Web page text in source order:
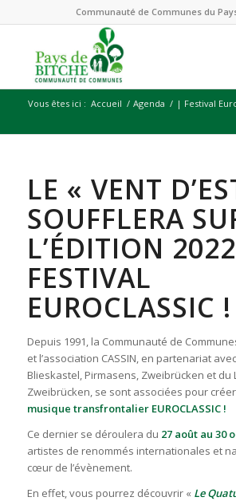
Communauté de Communes du
Vous êtes ici : Accueil / Agenda / | Festival
LE « VENT
SOUFFLERA
L’ÉDITION
FESTIVAL
EUROCLASSIC !
Depuis 1991, la Communauté de
et l’association CASSIN, en partenariat
Blieskastel, Pirmasens, Zweibrücken et du
Zweibrücken, se sont associées pour créer
musique transfrontalier EUROCLASSIC !
Ce dernier se déroulera du 27 août au 30
artistes de renommés internationales et
cœur de l’évènement.
En effet, vous pourrez découvrir « Le